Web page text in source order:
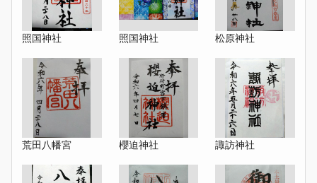
照国神社 照国神社 松原神社
荒田八幡宮 櫻迫神社 諏訪神社